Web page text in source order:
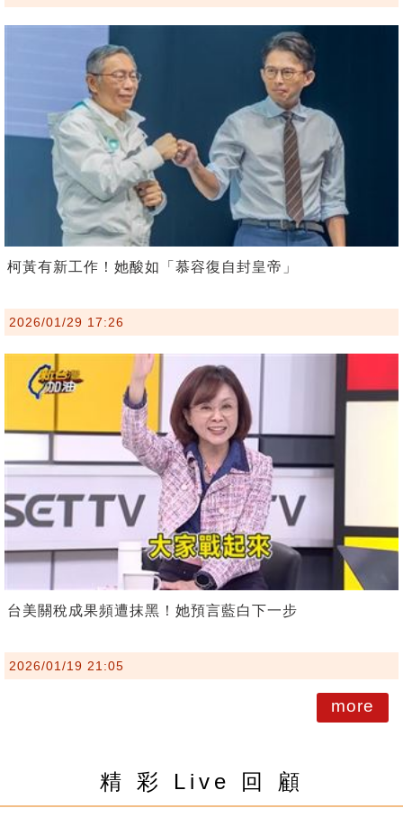
柯黃有新工作！她酸如「慕容復自封皇帝」
2026/01/29 17:26
台美關稅成果頻遭抹黑！她預言藍白下一步
2026/01/19 21:05
more
精 彩 Live 回 顧